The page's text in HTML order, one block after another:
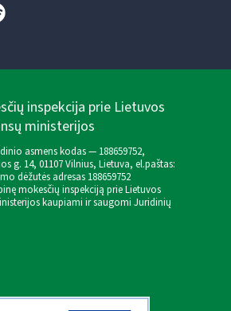
inspekcija prie Lietuvos
ministerijos
asmens kodas — 188659752,
g. 14, 01107 Vilnius, Lietuva, el.paštas:
dėžutės adresas 188659752
mokesčių inspekciją prie Lietuvos
kaupiami ir saugomi Juridinių